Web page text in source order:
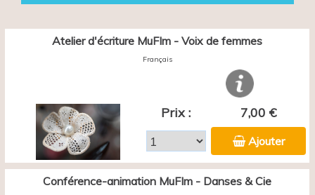
Atelier d'écriture MuFIm - Voix de femmes
Français
Prix : 7,00 €
Ajouter
Conférence-animation MuFIm - Danses & Cie